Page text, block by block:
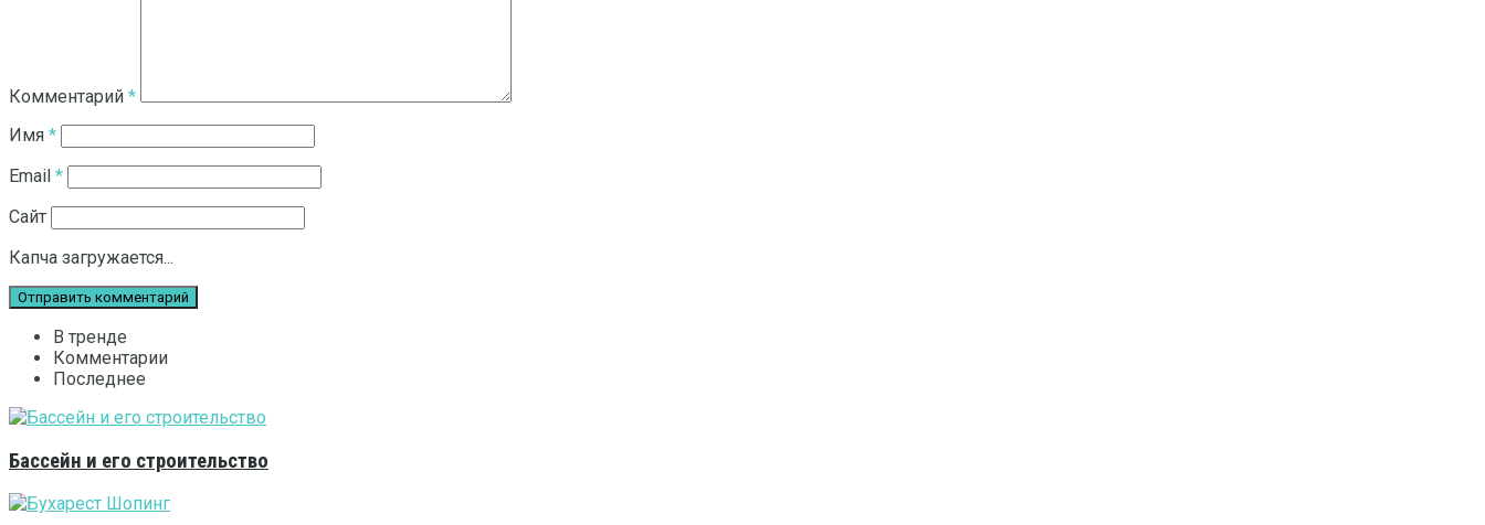
Комментарий *
Имя *
Email *
Сайт
Капча загружается...
В тренде
Комментарии
Последнее
Бассейн и его строительство